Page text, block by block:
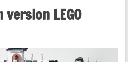
LEGO